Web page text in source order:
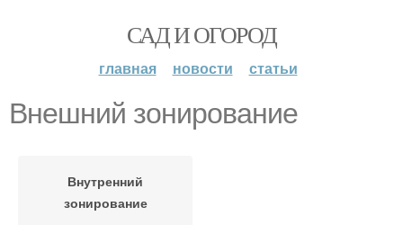
САД И ОГОРОД
главная новости статьи
Внешний зонирование
Внутренний
зонирование